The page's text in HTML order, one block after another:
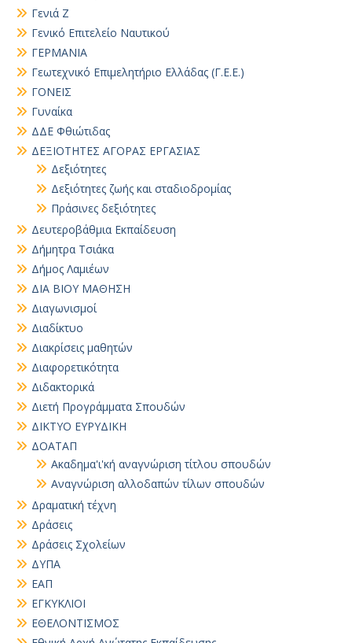
Γενιά Ζ
Γενικό Επιτελείο Ναυτικού
ΓΕΡΜΑΝΙΑ
Γεωτεχνικό Επιμελητήριο Ελλάδας (Γ.Ε.Ε.)
ΓΟΝΕΙΣ
Γυναίκα
ΔΔΕ Φθιώτιδας
ΔΕΞΙΟΤΗΤΕΣ ΑΓΟΡΑΣ ΕΡΓΑΣΙΑΣ
Δεξιότητες
Δεξιότητες ζωής και σταδιοδρομίας
Πράσινες δεξιότητες
Δευτεροβάθμια Εκπαίδευση
Δήμητρα Τσιάκα
Δήμος Λαμιέων
ΔΙΑ ΒΙΟΥ ΜΑΘΗΣΗ
Διαγωνισμοί
Διαδίκτυο
Διακρίσεις μαθητών
Διαφορετικότητα
Διδακτορικά
Διετή Προγράμματα Σπουδών
ΔΙΚΤΥΟ ΕΥΡΥΔΙΚΗ
ΔΟΑΤΑΠ
Ακαδημα'ι'κή αναγνώριση τίτλου σπουδών
Αναγνώριση αλλοδαπών τίλων σπουδών
Δραματική τέχνη
Δράσεις
Δράσεις Σχολείων
ΔΥΠΑ
ΕΑΠ
ΕΓΚΥΚΛΙΟΙ
ΕΘΕΛΟΝΤΙΣΜΟΣ